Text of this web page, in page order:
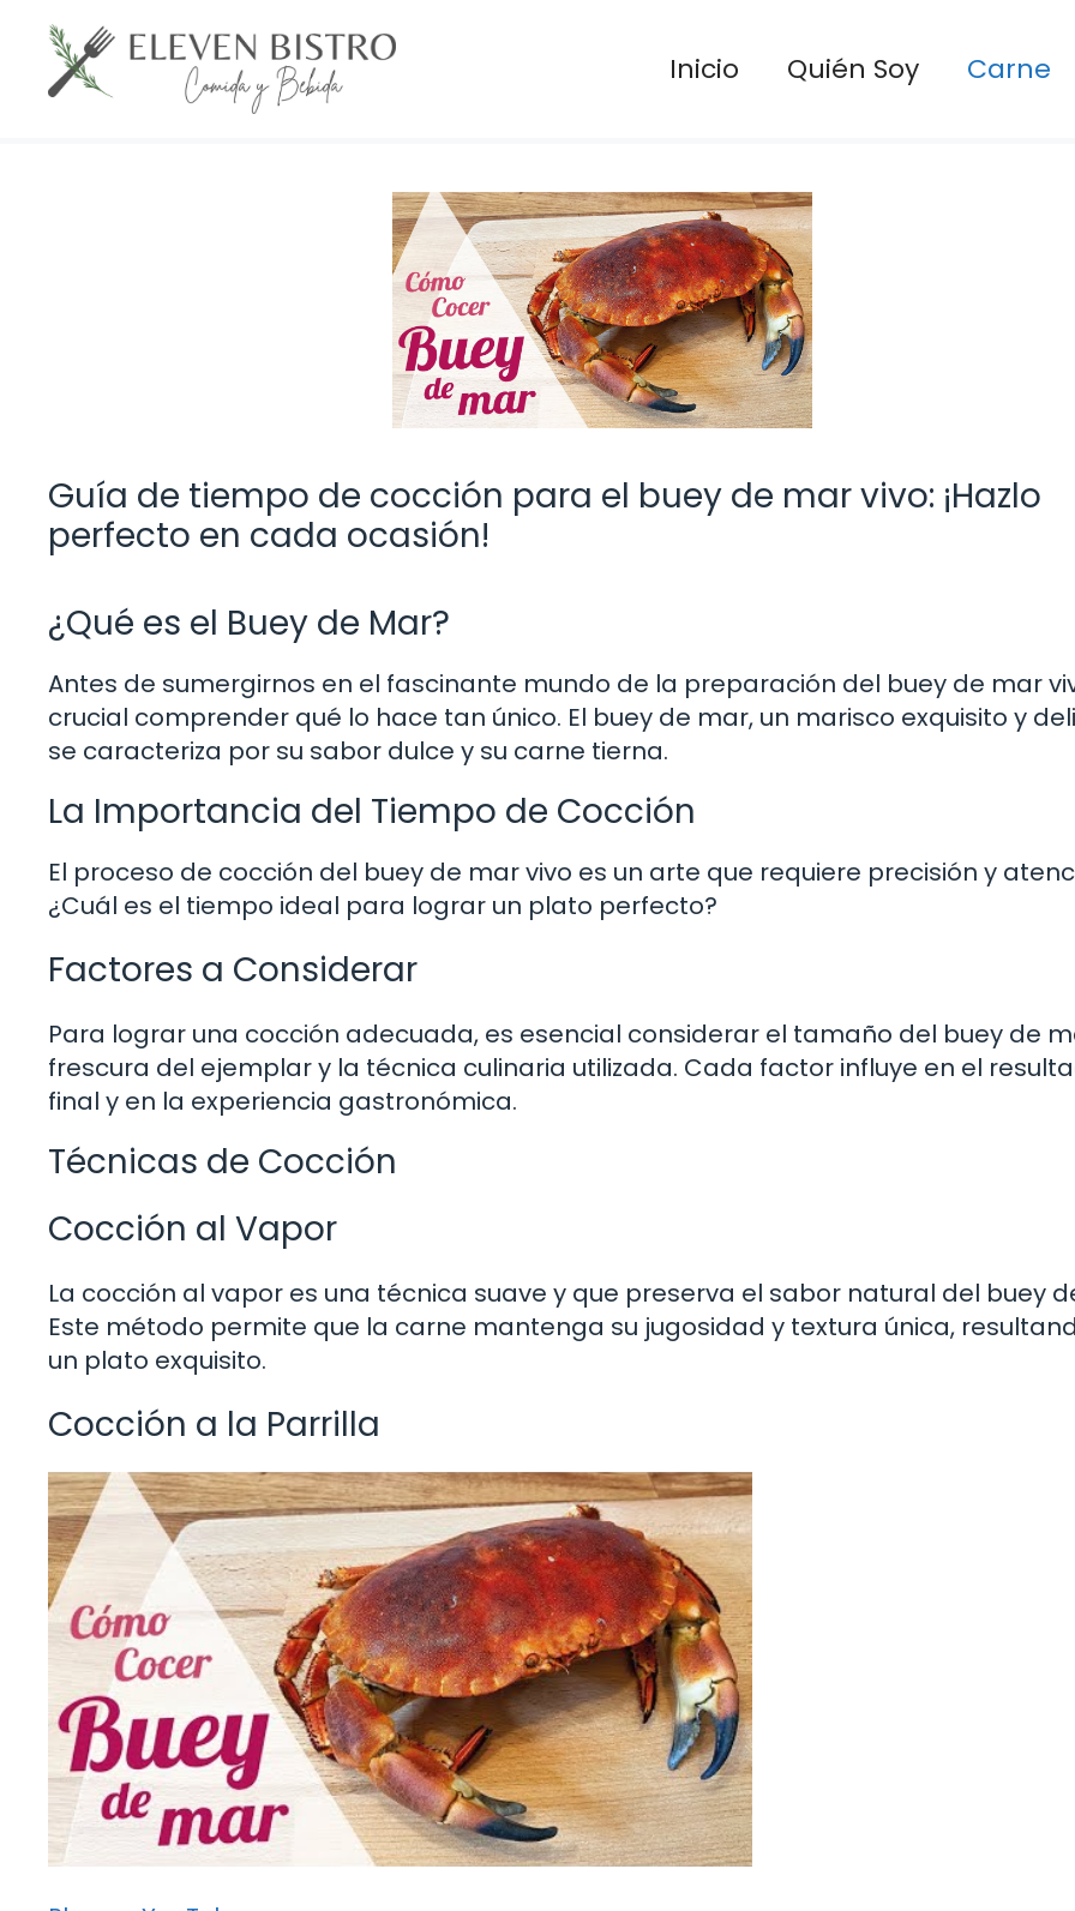
Saltar
contenido
Inicio Quién Soy Carne
Guía de tiempo de cocción para el buey de mar vivo: ¡Hazlo
perfecto en cada ocasión!
¿Qué es el Buey de Mar?
Antes de sumergirnos en el fascinante mundo de la preparación del buey de mar
crucial comprender qué lo hace tan único. El buey de mar, un marisco exquisito y
se caracteriza por su sabor dulce y su carne tierna.
La Importancia del Tiempo de Cocción
El proceso de cocción del buey de mar vivo es un arte que requiere precisión y
¿Cuál es el tiempo ideal para lograr un plato perfecto?
Factores a Considerar
Para lograr una cocción adecuada, es esencial considerar el tamaño del buey de
frescura del ejemplar y la técnica culinaria utilizada. Cada factor influye en el
final y en la experiencia gastronómica.
Técnicas de Cocción
Cocción al Vapor
La cocción al vapor es una técnica suave y que preserva el sabor natural del buey
Este método permite que la carne mantenga su jugosidad y textura única,
un plato exquisito.
Cocción a la Parrilla